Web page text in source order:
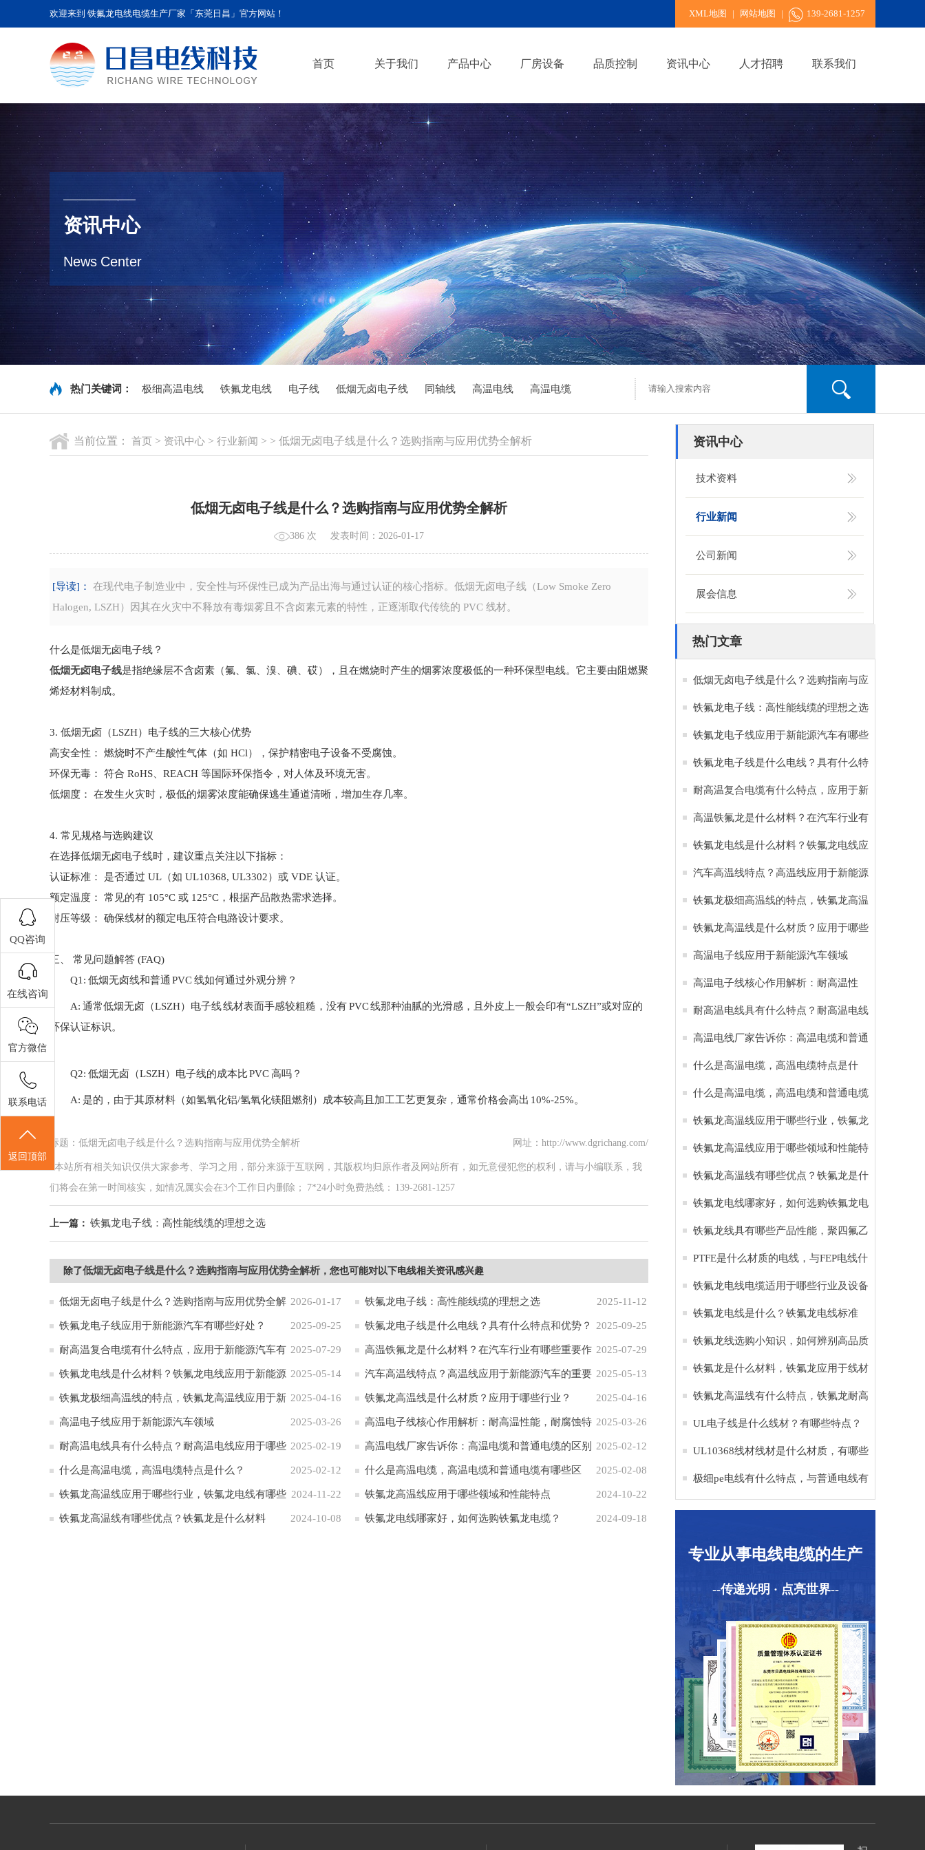
欢迎来到 铁氟龙电线电缆生产厂家「东莞日昌」官方网站！ XML地图 | 网站地图 | 139-2681-1257
首页 关于我们 产品中心 厂房设备 品质控制 资讯中心 人才招聘 联系我们
资讯中心
News Center
热门关键词： 极细高温电线 铁氟龙电线 电子线 低烟无卤电子线 同轴线 高温电线 高温电缆
当前位置： 首页 > 资讯中心 > 行业新闻 > > 低烟无卤电子线是什么？选购指南与应用优势全解析
低烟无卤电子线是什么？选购指南与应用优势全解析
386 次 发表时间：2026-01-17
[导读]：
在现代电子制造业中，安全性与环保性已成为产品出海与通过认证的核心指标。低烟无卤电子线（Low Smoke Zero
Halogen, LSZH）因其在火灾中不释放有毒烟雾且不含卤素元素的特性，正逐渐取代传统的 PVC 线材。
什么是低烟无卤电子线？
低烟无卤电子线是指绝缘层不含卤素（氟、氯、溴、碘、砹），且在燃烧时产生的烟雾浓度极低的一种环保型电线。它主要由阻燃聚
烯烃材料制成。
3. 低烟无卤（LSZH） 电子线的三大核心优势
高安全性： 燃烧时不产生酸性气体（如 HCl），保护精密电子设备不受腐蚀。
环保无毒： 符合 RoHS、REACH 等国际环保指令，对人体及环境无害。
低烟度： 在发生火灾时，极低的烟雾浓度能确保逃生通道清晰，增加生存几率。
4. 常见规格与选购建议
在选择低烟无卤电子线时，建议重点关注以下指标：
认证标准： 是否通过 UL（如 UL10368, UL3302）或 VDE 认证。
额定温度： 常见的有 105°C 或 125°C，根据产品散热需求选择。
耐压等级： 确保线材的额定电压符合电路设计要求。
三、 常见问题解答 (FAQ)
Q1: 低烟无卤线和普通 PVC 线如何通过外观分辨？
A: 通常低烟无卤（LSZH） 电子线线材表面手感较粗糙，没有 PVC 线那种油腻的光滑感，且外皮上一般会印有“LSZH”或对应的
环保认证标识。
Q2: 低烟无卤（LSZH） 电子线的成本比 PVC 高吗？
A: 是的，由于其原材料（如氢氧化铝/氢氧化镁阻燃剂）成本较高且加工工艺更复杂，通常价格会高出 10%-25%。
标题：低烟无卤电子线是什么？选购指南与应用优势全解析 网址：http://www.dgrichang.com/
*本站所有相关知识仅供大家参考、学习之用，部分来源于互联网，其版权均归原作者及网站所有，如无意侵犯您的权利，请与小编联系，我
们将会在第一时间核实，如情况属实会在3个工作日内删除； 7*24小时免费热线： 139-2681-1257
上一篇： 铁氟龙电子线：高性能线缆的理想之选
除了低烟无卤电子线是什么？选购指南与应用优势全解析 ，您也可能对以下电线相关资讯感兴趣
2026-01-17
低烟无卤电子线是什么？选购指南与应用优势全解
析
2025-11-12
铁氟龙电子线：高性能线缆的理想之选
2025-09-25
铁氟龙电子线应用于新能源汽车有哪些好处？ 2025-09-25
铁氟龙电子线是什么电线？具有什么特点和优势？
2025-07-29
耐高温复合电缆有什么特点，应用于新能源汽车有
哪些作用？
2025-07-29
高温铁氟龙是什么材料？在汽车行业有哪些重要作
用？
2025-05-14
铁氟龙电线是什么材料？铁氟龙电线应用于新能源
汽车的原因
2025-05-13
汽车高温线特点？高温线应用于新能源汽车的重要
性
2025-04-16
铁氟龙极细高温线的特点，铁氟龙高温线应用于新
能源汽车
2025-04-16
铁氟龙高温线是什么材质？应用于哪些行业？
2025-03-26
高温电子线应用于新能源汽车领域 2025-03-26
高温电子线核心作用解析：耐高温性能，耐腐蚀特
性 应用于六大领域
2025-02-19
耐高温电线具有什么特点？耐高温电线应用于哪些
行业
2025-02-12
高温电线厂家告诉你：高温电缆和普通电缆的区别
2025-02-12
什么是高温电缆，高温电缆特点是什么？ 2025-02-08
什么是高温电缆，高温电缆和普通电缆有哪些区
别？
2024-11-22
铁氟龙高温线应用于哪些行业，铁氟龙电线有哪些
特点
2024-10-22
铁氟龙高温线应用于哪些领域和性能特点
2024-10-08
铁氟龙高温线有哪些优点？铁氟龙是什么材料 2024-09-18
铁氟龙电线哪家好，如何选购铁氟龙电缆？
资讯中心
技术资料
行业新闻
公司新闻
展会信息
热门文章
低烟无卤电子线是什么？选购指南与应
用优势全解析
铁氟龙电子线：高性能线缆的理想之选
铁氟龙电子线应用于新能源汽车有哪些
好处？
铁氟龙电子线是什么电线？具有什么特
点和优势？
耐高温复合电缆有什么特点，应用于新
能源汽车有哪些作用？
高温铁氟龙是什么材料？在汽车行业有
哪些重要作用？
铁氟龙电线是什么材料？铁氟龙电线应
用于新能源汽车的原因
汽车高温线特点？高温线应用于新能源
汽车的重要性
铁氟龙极细高温线的特点，铁氟龙高温
线应用于新能源汽车
铁氟龙高温线是什么材质？应用于哪些
行业？
高温电子线应用于新能源汽车领域
高温电子线核心作用解析：耐高温性
能，耐腐蚀特性 应用于六大领域
耐高温电线具有什么特点？耐高温电线
应用于哪些行业
高温电线厂家告诉你：高温电缆和普通
电缆的区别
什么是高温电缆，高温电缆特点是什
么？
什么是高温电缆，高温电缆和普通电缆
有哪些区别？
铁氟龙高温线应用于哪些行业，铁氟龙
电线有哪些特点
铁氟龙高温线应用于哪些领域和性能特
点
铁氟龙高温线有哪些优点？铁氟龙是什
么材料
铁氟龙电线哪家好，如何选购铁氟龙电
缆？
铁氟龙线具有哪些产品性能，‌聚四氟乙
烯是什么材料
PTFE是什么材质的电线，与FEP电线什
么区别？
铁氟龙电线电缆适用于哪些行业及设备
铁氟龙电线是什么？铁氟龙电线标准
铁氟龙线选购小知识，如何辨别高品质
铁氟龙电子线
铁氟龙是什么材料，铁氟龙应用于线材
的作用？
铁氟龙高温线有什么特点，铁氟龙耐高
温多少度？
UL电子线是什么线材？有哪些特点？
UL10368线材线材是什么材质，有哪些
作用？
极细pe电线有什么特点，与普通电线有
专业从事电线电缆的生产
--传递光明 · 点亮世界--
QQ咨询
在线咨询
官方微信
联系电话
返回顶部